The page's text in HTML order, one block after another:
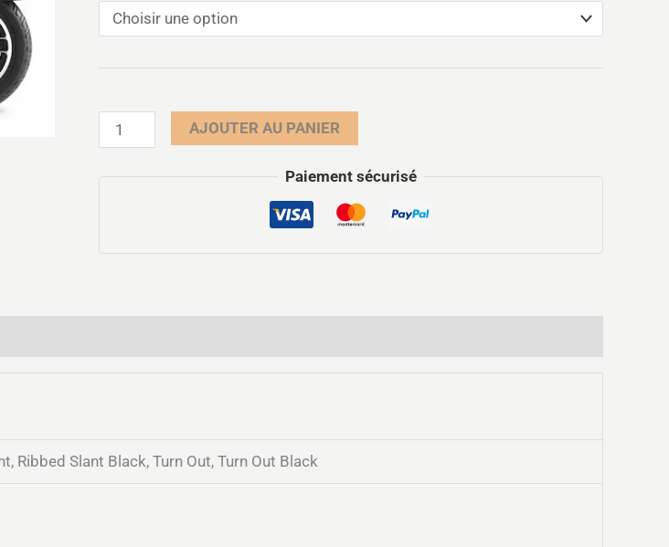
AJOUTER AU PANIER
Paiement sécurisé
Ribbed Slant Black, Turn Out, Turn Out Black